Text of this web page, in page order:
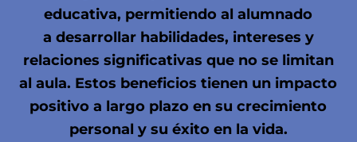
educativa, permitiendo al alumnado
a desarrollarhabilidades, intereses y
relaciones significativas que no se limitan
al aula. Estos beneficios tienen un impacto
positivo a largo plazo en su crecimiento
personal y su éxito en la vida.